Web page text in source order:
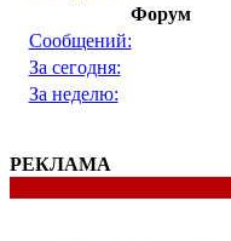
Форум
Сообщений:
За сегодня:
За неделю:
РЕКЛАМА